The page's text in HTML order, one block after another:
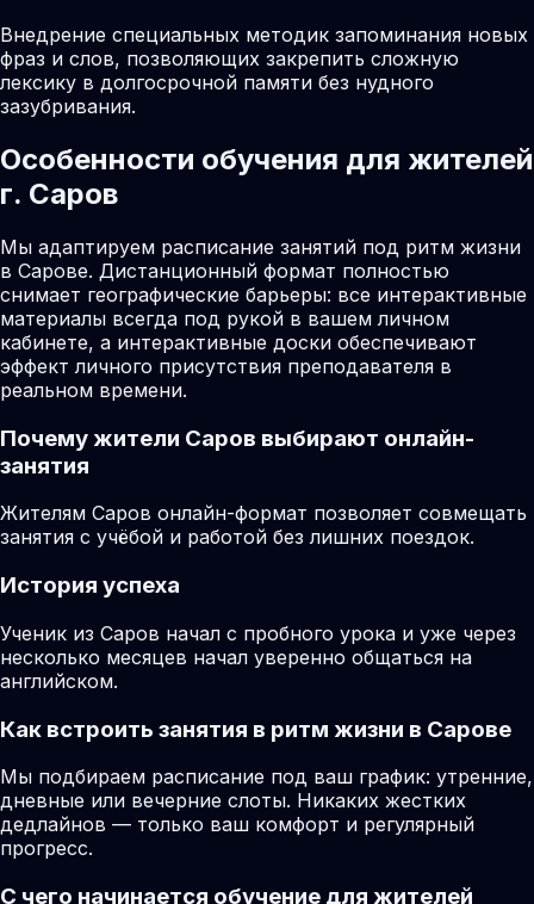
Внедрение специальных методик запоминания новых
фраз и слов, позволяющих закрепить сложную
лексику в долгосрочной памяти без нудного
зазубривания.
Особенности обучения для жителей
г. Саров
Мы адаптируем расписание занятий под ритм жизни
в Сарове. Дистанционный формат полностью
снимает географические барьеры: все интерактивные
материалы всегда под рукой в вашем личном
кабинете, а интерактивные доски обеспечивают
эффект личного присутствия преподавателя в
реальном времени.
Почему жители Саров выбирают онлайн-
занятия
Жителям Саров онлайн-формат позволяет совмещать
занятия с учёбой и работой без лишних поездок.
История успеха
Ученик из Саров начал с пробного урока и уже через
несколько месяцев начал уверенно общаться на
английском.
Как встроить занятия в ритм жизни в Сарове
Мы подбираем расписание под ваш график: утренние,
дневные или вечерние слоты. Никаких жестких
дедлайнов — только ваш комфорт и регулярный
прогресс.
С чего начинается обучение для жителей